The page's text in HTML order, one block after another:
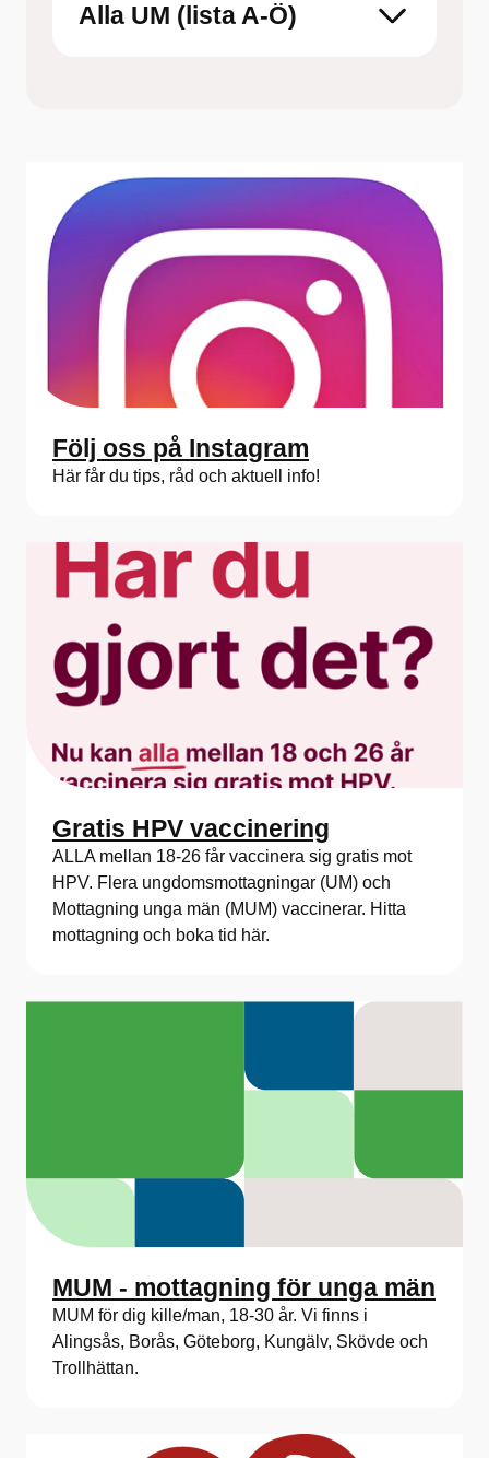
Alla UM (lista A-Ö)
Följ oss på Instagram
Här får du tips, råd och aktuell info!
Gratis HPV vaccinering
ALLA mellan 18-26 får vaccinera sig gratis mot
HPV. Flera ungdomsmottagningar (UM) och
Mottagning unga män (MUM) vaccinerar. Hitta
mottagning och boka tid här.
MUM - mottagning för unga män
MUM för dig kille/man, 18-30 år. Vi finns i
Alingsås, Borås, Göteborg, Kungälv, Skövde och
Trollhättan.